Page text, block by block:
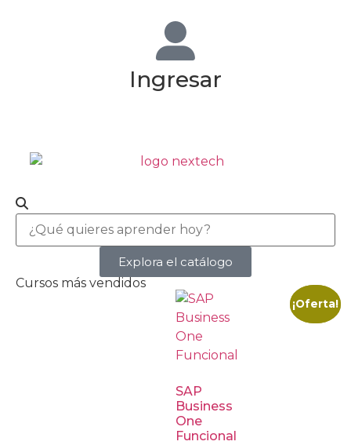
Ingresar
Explora el catálogo
Cursos más vendidos
¡Oferta!
SAP
Business
One
Funcional
¡Oferta!